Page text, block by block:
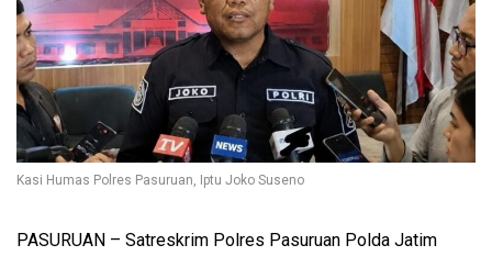
Kasi Humas Polres Pasuruan, Iptu Joko Suseno
PASURUAN – Satreskrim Polres Pasuruan Polda Jatim